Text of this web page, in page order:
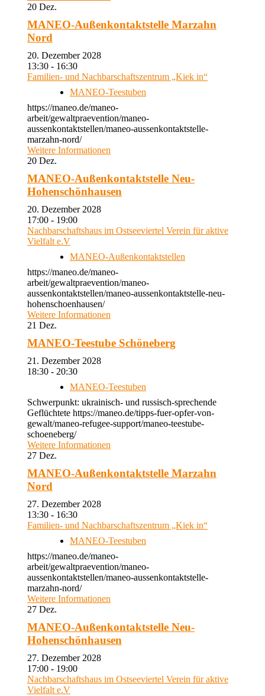
20 Dez.
MANEO-Außenkontaktstelle Marzahn
Nord
20. Dezember 2028
13:30 - 16:30
Familien- und Nachbarschaftszentrum „Kiek in“
MANEO-Teestuben
https://maneo.de/maneo-
arbeit/gewaltpraevention/maneo-
aussenkontaktstellen/maneo-aussenkontaktstelle-
marzahn-nord/
Weitere Informationen
20 Dez.
MANEO-Außenkontaktstelle Neu-
Hohenschönhausen
20. Dezember 2028
17:00 - 19:00
Nachbarschaftshaus im Ostseeviertel Verein für aktive
Vielfalt e.V
MANEO-Außenkontaktstellen
https://maneo.de/maneo-
arbeit/gewaltpraevention/maneo-
aussenkontaktstellen/maneo-aussenkontaktstelle-neu-
hohenschoenhausen/
Weitere Informationen
21 Dez.
MANEO-Teestube Schöneberg
21. Dezember 2028
18:30 - 20:30
MANEO-Teestuben
Schwerpunkt: ukrainisch- und russisch-sprechende
Geflüchtete https://maneo.de/tipps-fuer-opfer-von-
gewalt/maneo-refugee-support/maneo-teestube-
schoeneberg/
Weitere Informationen
27 Dez.
MANEO-Außenkontaktstelle Marzahn
Nord
27. Dezember 2028
13:30 - 16:30
Familien- und Nachbarschaftszentrum „Kiek in“
MANEO-Teestuben
https://maneo.de/maneo-
arbeit/gewaltpraevention/maneo-
aussenkontaktstellen/maneo-aussenkontaktstelle-
marzahn-nord/
Weitere Informationen
27 Dez.
MANEO-Außenkontaktstelle Neu-
Hohenschönhausen
27. Dezember 2028
17:00 - 19:00
Nachbarschaftshaus im Ostseeviertel Verein für aktive
Vielfalt e.V